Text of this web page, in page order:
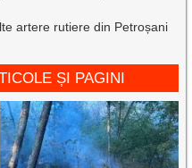
artere rutiere din Petroșani
ȘI PAGINI